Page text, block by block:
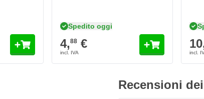
Spedito oggi
4,88 €
Recensioni